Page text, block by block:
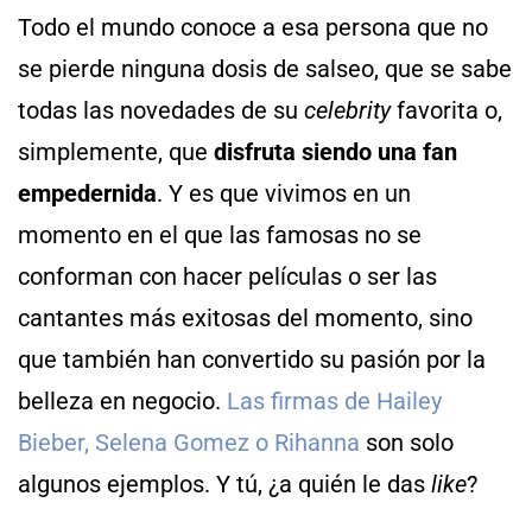
Todo el mundo conoce a esa persona que no
se pierde ninguna dosis de salseo, que se sabe
todas las novedades de su celebrityfavorita o,
simplemente, que disfruta siendo una fan
empedernida. Y es que vivimos en un
momento en el que las famosas no se
conforman con hacer películas o ser las
cantantes más exitosas del momento, sino
que también han convertido su pasión por la
belleza en negocio. Las firmas de Hailey
Bieber, Selena Gomez o Rihanna son solo
algunos ejemplos. Y tú, ¿a quién le das like?